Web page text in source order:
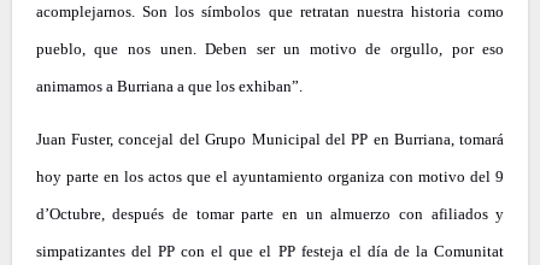
acomplejarnos. Son los símbolos que retratan nuestra historia como
pueblo, que nos unen. Deben ser un motivo de orgullo, por eso
animamos a Burriana a que los exhiban”.
Juan Fuster, concejal del Grupo Municipal del PP en Burriana, tomará
hoy parte en los actos que el ayuntamiento organiza con motivo del 9
d’Octubre, después de tomar parte en un almuerzo con afiliados y
simpatizantes del PP con el que el PP festeja el día de la Comunitat